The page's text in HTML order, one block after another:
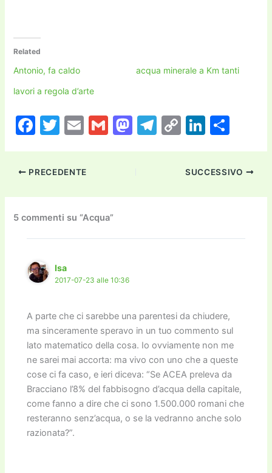
Related
Antonio, fa caldo
acqua minerale a Km tanti
lavori a regola d’arte
F
c
b
o
o
k
T
itt
E
ai
G
M
d
n
T
a
C
p
y
Li
k
Li
k
dI
n
vi
PRECEDENTE SUCCESSIVO
5 commenti su “Acqua”
Isa
2017-07-23 alle 10:36
A parte che ci sarebbe una parentesi da chiudere,
ma sinceramente speravo in un tuo commento sul
lato matematico della cosa. Io ovviamente non me
ne sarei mai accorta: ma vivo con uno che a queste
cose ci fa caso, e ieri diceva: “Se ACEA preleva da
Bracciano l’8% del fabbisogno d’acqua della capitale,
come fanno a dire che ci sono 1.500.000 romani che
resteranno senz’acqua, o se la vedranno anche solo
razionata?”.